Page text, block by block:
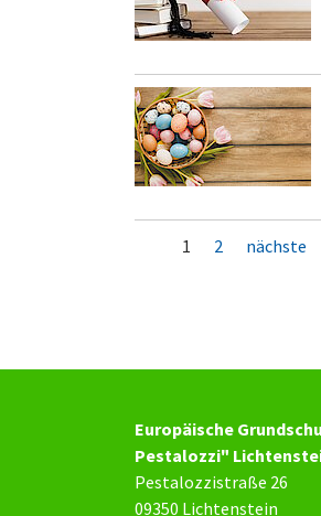
1 2 nächste
Europäische
Pestalozzi"
Pestalozzistraße 26
09350 Lichtenstein